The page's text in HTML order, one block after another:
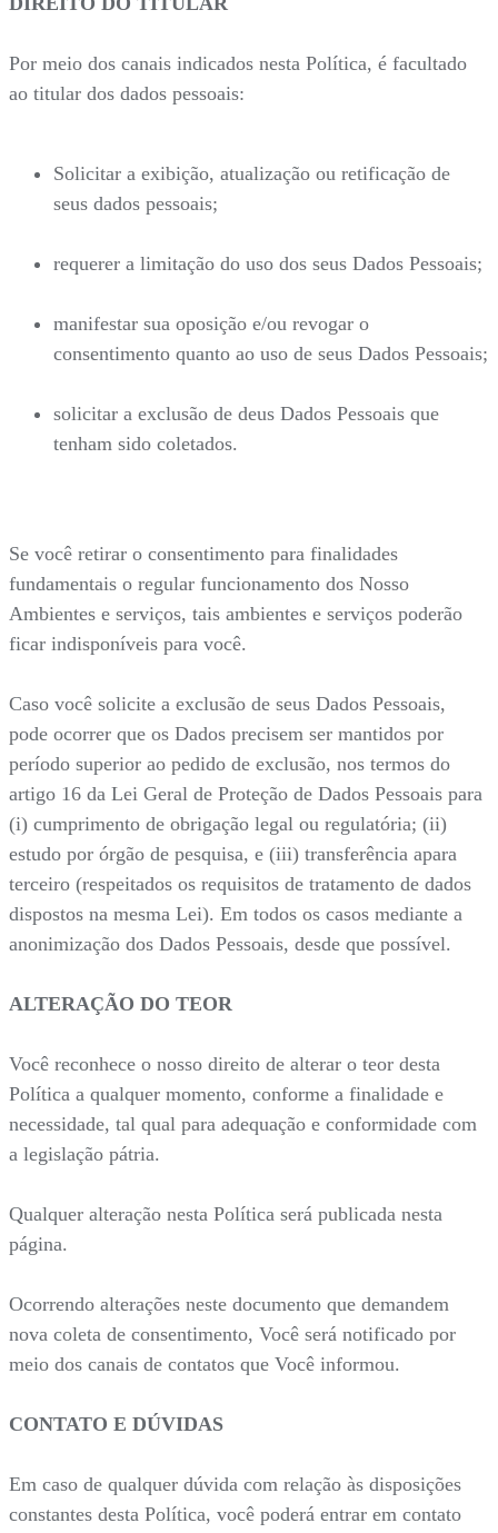
Por meio dos canais indicados nesta Política, é facultado
ao titular dos dados pessoais:
Solicitar a exibição, atualização ou retificação de
seus dados pessoais;
requerer a limitação do uso dos seus Dados Pessoais;
manifestar sua oposição e/ou revogar o
consentimento quanto ao uso de seus Dados Pessoais;
solicitar a exclusão de deus Dados Pessoais que
tenham sido coletados.
Se você retirar o consentimento para finalidades
fundamentais o regular funcionamento dos Nosso
Ambientes e serviços, tais ambientes e serviços poderão
ficar indisponíveis para você.
Caso você solicite a exclusão de seus Dados Pessoais,
pode ocorrer que os Dados precisem ser mantidos por
período superior ao pedido de exclusão, nos termos do
artigo 16 da Lei Geral de Proteção de Dados Pessoais para
(i) cumprimento de obrigação legal ou regulatória; (ii)
estudo por órgão de pesquisa, e (iii) transferência apara
terceiro (respeitados os requisitos de tratamento de dados
dispostos na mesma Lei). Em todos os casos mediante a
anonimização dos Dados Pessoais, desde que possível.
ALTERAÇÃO DO TEOR
Você reconhece o nosso direito de alterar o teor desta
Política a qualquer momento, conforme a finalidade e
necessidade, tal qual para adequação e conformidade com
a legislação pátria.
Qualquer alteração nesta Política será publicada nesta
página.
Ocorrendo alterações neste documento que demandem
nova coleta de consentimento, Você será notificado por
meio dos canais de contatos que Você informou.
CONTATO E DÚVIDAS
Em caso de qualquer dúvida com relação às disposições
constantes desta Política, você poderá entrar em contato